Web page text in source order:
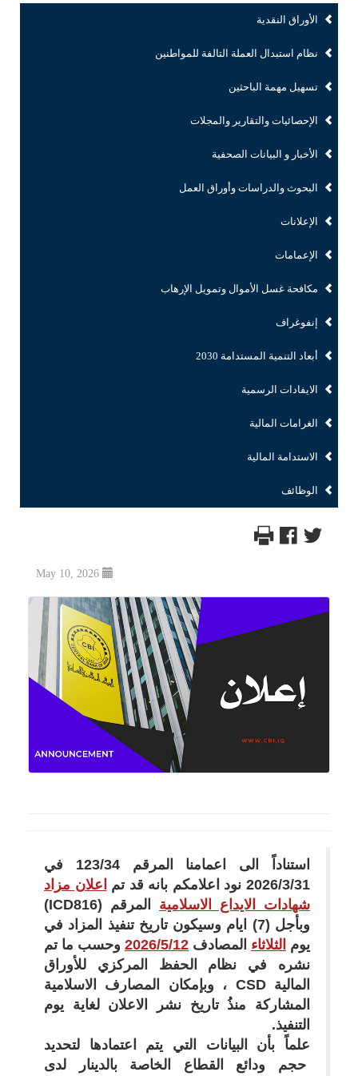
الأوراق النقدية
نظام استبدال العملة التالفة للمواطنين
تسهيل مهمة الباحثين
الإحصائيات والتقارير والمجلات
الأخبار و البيانات الصحفية
البحوث والدراسات وأوراق العمل
الإعلانات
الإعمامات
مكافحة غسل الأموال وتمويل الإرهاب
إنفوغراف
أبعاد التنمية المستدامة 2030
الايفادات الرسمية
الغرامات المالية
الاستدامة المالية
الوظائف
استناداً الى اعمامنا المرقم 123/34 في
2026/3/31 نود اعلامكم بانه قد تم
اعلان مزاد
شهادات الايداع الاسلامية المرقم (ICD816
)
وبأجل (7) ايام وسيكون تاريخ تنفيذ المزاد في
يوم الثلاثاء المصادف 12
/
5
/2026
وحسب ما تم
نشره في نظام الحفظ المركزي للأوراق
الماليةCSD ، وبإمكان المصارف الاسلامية
المشاركة منذُ تاريخ نشر الاعلان لغاية يوم
التنفيذ.
علماً بأن البيانات التي يتم اعتمادها لتحديد
حجم ودائع القطاع الخاصة بالدينار لدى